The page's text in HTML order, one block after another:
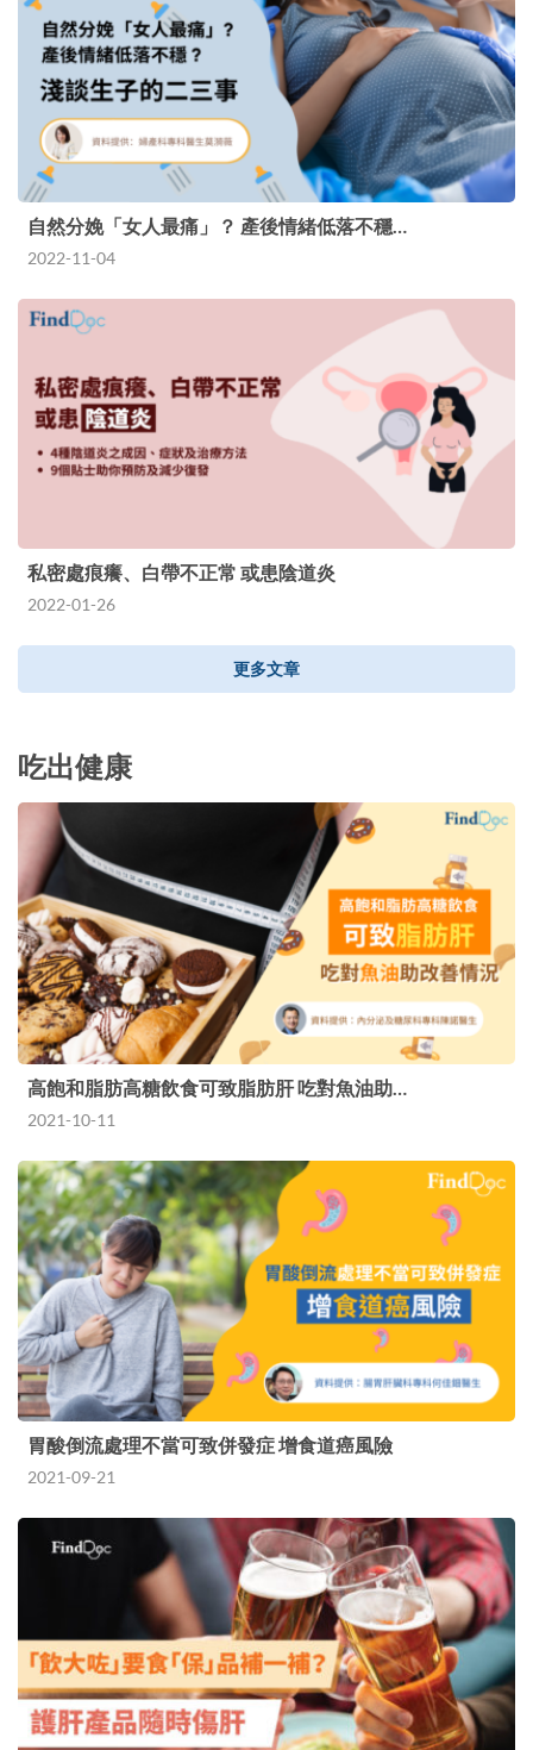
自然分娩「女人最痛」？ 產後情緒低落不穩…
2022-11-04
私密處痕癢、白帶不正常 或患陰道炎
2022-01-26
更多文章
吃出健康
高飽和脂肪高糖飲食可致脂肪肝 吃對魚油助…
2021-10-11
胃酸倒流處理不當可致併發症 增食道癌風險
2021-09-21